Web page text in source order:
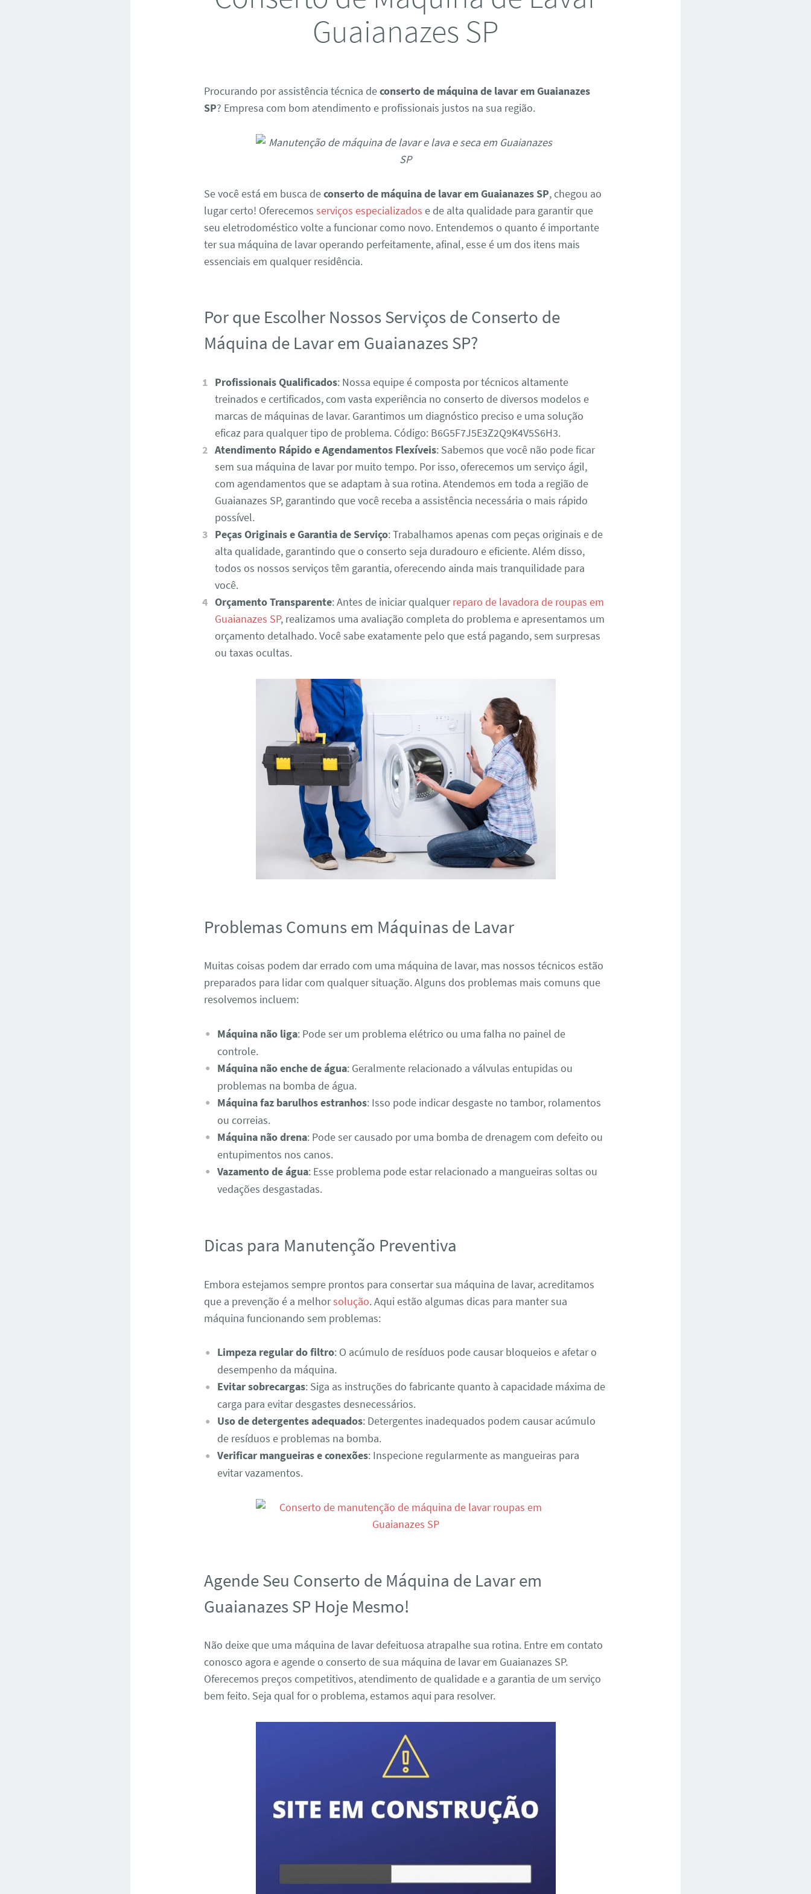
Guaianazes SP
Procurando por assistência técnica deconserto de máquina de lavar em Guaianazes
SP? Empresa com bom atendimento e profissionais justos na sua região.
Se você está em busca deconserto de máquina de lavar em Guaianazes SP, chegou ao
lugar certo! Oferecemosserviços especializados e de alta qualidade para garantir que
seu eletrodoméstico volte a funcionar como novo. Entendemos o quanto é importante
ter sua máquina de lavar operando perfeitamente, afinal, esse é um dos itens mais
essenciais em qualquer residência.
Por que Escolher Nossos Serviços de Conserto de
Máquina de Lavar em Guaianazes SP?
Profissionais Qualificados: Nossa equipe é composta por técnicos altamente
treinados e certificados, com vasta experiência no conserto de diversos modelos e
marcas de máquinas de lavar. Garantimos um diagnóstico preciso e uma solução
eficaz para qualquer tipo de problema. Código: B6G5F7J5E3Z2Q9K4V5S6H3.
Atendimento Rápido e Agendamentos Flexíveis: Sabemos que você não pode ficar
sem sua máquina de lavar por muito tempo. Por isso, oferecemos um serviço ágil,
com agendamentos que se adaptam à sua rotina. Atendemos em toda a região de
Guaianazes SP, garantindo que você receba a assistência necessária o mais rápido
possível.
Peças Originais e Garantia de Serviço: Trabalhamos apenas com peças originais e de
alta qualidade, garantindo que o conserto seja duradouro e eficiente. Além disso,
todos os nossos serviços têm garantia, oferecendo ainda mais tranquilidade para
você.
Orçamento Transparente: Antes de iniciar qualquerreparo de lavadora de roupas em
Guaianazes SP, realizamos uma avaliação completa do problema e apresentamos um
orçamento detalhado. Você sabe exatamente pelo que está pagando, sem surpresas
ou taxas ocultas.
Problemas Comuns em Máquinas de Lavar
Muitas coisas podem dar errado com uma máquina de lavar, mas nossos técnicos estão
preparados para lidar com qualquer situação. Alguns dos problemas mais comuns que
resolvemos incluem:
Máquina não liga: Pode ser um problema elétrico ou uma falha no painel de
controle.
Máquina não enche de água: Geralmente relacionado a válvulas entupidas ou
problemas na bomba de água.
Máquina faz barulhos estranhos: Isso pode indicar desgaste no tambor, rolamentos
ou correias.
Máquina não drena: Pode ser causado por uma bomba de drenagem com defeito ou
entupimentos nos canos.
Vazamento de água: Esse problema pode estar relacionado a mangueiras soltas ou
vedações desgastadas.
Dicas para Manutenção Preventiva
Embora estejamos sempre prontos para consertar sua máquina de lavar, acreditamos
que a prevenção é a melhorsolução. Aqui estão algumas dicas para manter sua
máquina funcionando sem problemas:
Limpeza regular do filtro: O acúmulo de resíduos pode causar bloqueios e afetar o
desempenho da máquina.
Evitar sobrecargas: Siga as instruções do fabricante quanto à capacidade máxima de
carga para evitar desgastes desnecessários.
Uso de detergentes adequados: Detergentes inadequados podem causar acúmulo
de resíduos e problemas na bomba.
Verificar mangueiras e conexões: Inspecione regularmente as mangueiras para
evitar vazamentos.
Agende Seu Conserto de Máquina de Lavar em
Guaianazes SP Hoje Mesmo!
Não deixe que uma máquina de lavar defeituosa atrapalhe sua rotina. Entre em contato
conosco agora e agende o conserto de sua máquina de lavar em Guaianazes SP.
Oferecemos preços competitivos, atendimento de qualidade e a garantia de um serviço
bem feito. Seja qual for o problema, estamos aqui para resolver.